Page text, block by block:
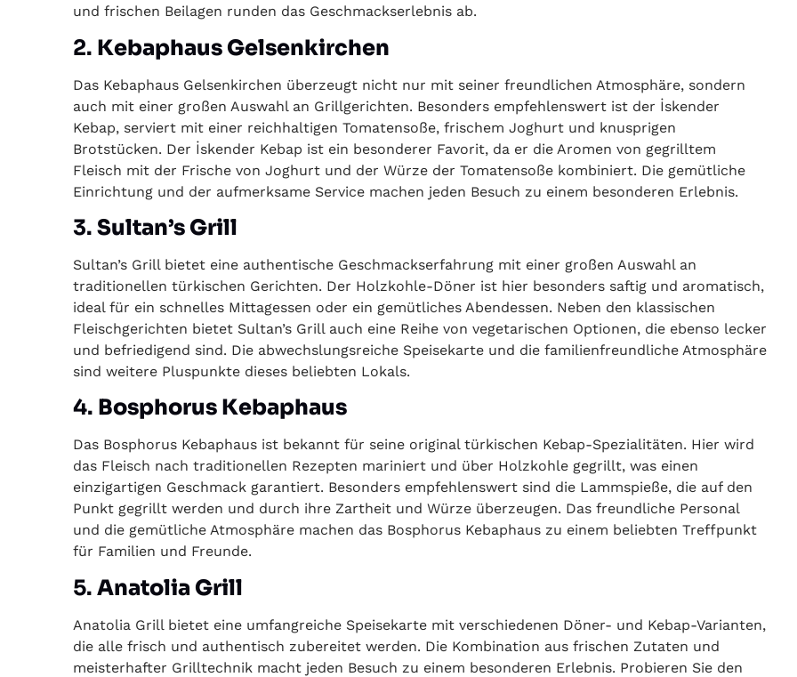
und frischen Beilagen runden das Geschmackserlebnis ab.
2. Kebaphaus Gelsenkirchen
Das Kebaphaus Gelsenkirchen überzeugt nicht nur mit seiner freundlichen Atmosphäre, sondern
auch mit einer großen Auswahl an Grillgerichten. Besonders empfehlenswert ist der İskender
Kebap, serviert mit einer reichhaltigen Tomatensoße, frischem Joghurt und knusprigen
Brotstücken. Der İskender Kebap ist ein besonderer Favorit, da er die Aromen von gegrilltem
Fleisch mit der Frische von Joghurt und der Würze der Tomatensoße kombiniert. Die gemütliche
Einrichtung und der aufmerksame Service machen jeden Besuch zu einem besonderen Erlebnis.
3. Sultan’s Grill
Sultan’s Grill bietet eine authentische Geschmackserfahrung mit einer großen Auswahl an
traditionellen türkischen Gerichten. Der Holzkohle-Döner ist hier besonders saftig und aromatisch,
ideal für ein schnelles Mittagessen oder ein gemütliches Abendessen. Neben den klassischen
Fleischgerichten bietet Sultan’s Grill auch eine Reihe von vegetarischen Optionen, die ebenso lecker
und befriedigend sind. Die abwechslungsreiche Speisekarte und die familienfreundliche Atmosphäre
sind weitere Pluspunkte dieses beliebten Lokals.
4. Bosphorus Kebaphaus
Das Bosphorus Kebaphaus ist bekannt für seine original türkischen Kebap-Spezialitäten. Hier wird
das Fleisch nach traditionellen Rezepten mariniert und über Holzkohle gegrillt, was einen
einzigartigen Geschmack garantiert. Besonders empfehlenswert sind die Lammspieße, die auf den
Punkt gegrillt werden und durch ihre Zartheit und Würze überzeugen. Das freundliche Personal
und die gemütliche Atmosphäre machen das Bosphorus Kebaphaus zu einem beliebten Treffpunkt
für Familien und Freunde.
5. Anatolia Grill
Anatolia Grill bietet eine umfangreiche Speisekarte mit verschiedenen Döner- und Kebap-Varianten,
die alle frisch und authentisch zubereitet werden. Die Kombination aus frischen Zutaten und
meisterhafter Grilltechnik macht jeden Besuch zu einem besonderen Erlebnis. Probieren Sie den